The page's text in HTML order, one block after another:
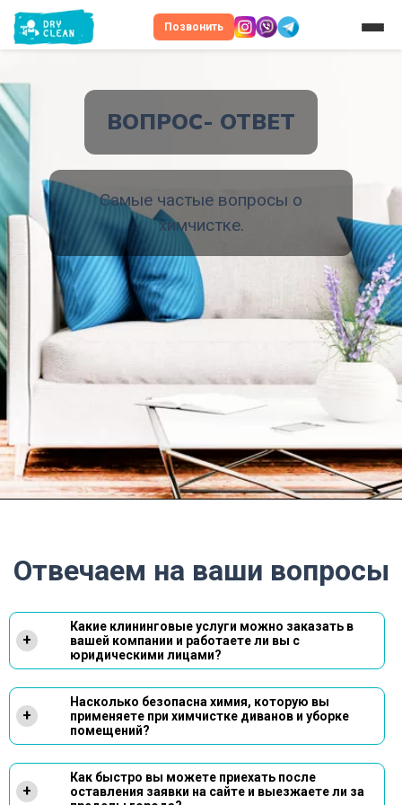
Позвонить
ВОПРОС- ОТВЕТ
Самые частые вопросы о
химчистке.
Отвечаем на ваши вопросы
+
Какие клининговые услуги можно заказать в
вашей компании и работаете ли вы с
юридическими лицами?
широкий спектр услуг по поддержанию чистоты.
Мы осуществляем глубокую химчистку любой
мягкой мебели и ковровых покрытий, занимаемся
комплексной и послестроительной уборкой
фасады и витрины на любой высоте. У нас есть все
необходимые ресурсы для обслуживания как
частных лиц в квартирах и коттеджах, так и
+
Насколько безопасна химия, которую вы
применяете при химчистке диванов и уборке
помещений?
экологичности, поэтому в нашем арсенале
присутствует только сертифицированная
продукция от проверенных европейских и
+
Как быстро вы можете приехать после
оставления заявки на сайте и выезжаете ли за